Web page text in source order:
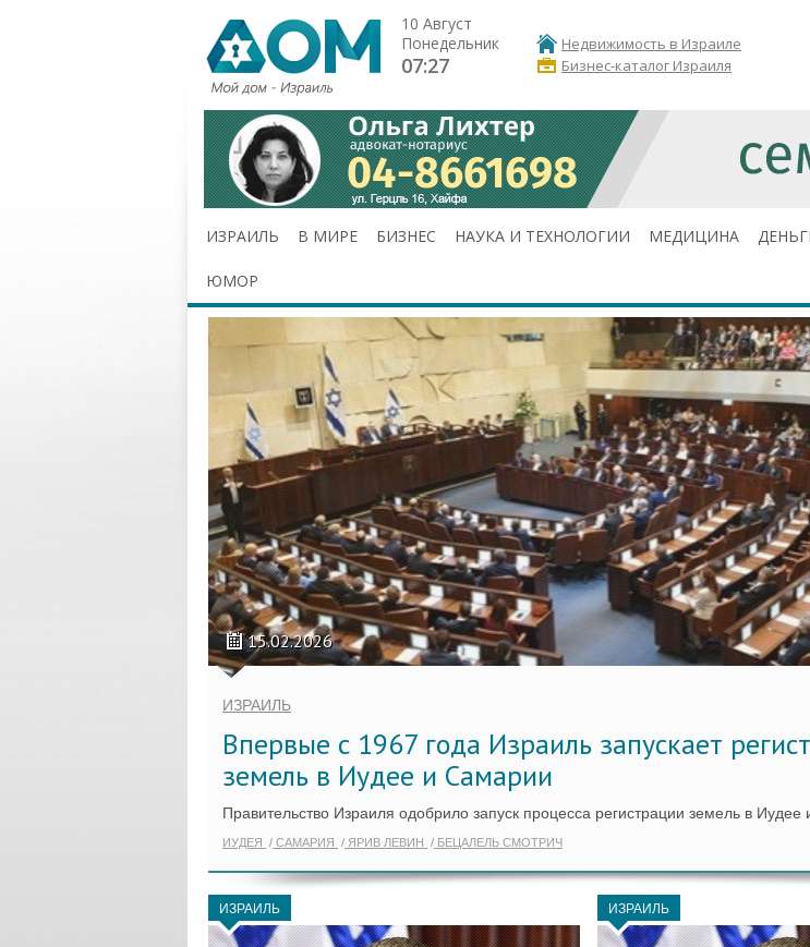
10 Август
Понедельник
07:27
Недвижимость в Израиле
Бизнес-каталог Израиля
ИЗРАИЛЬ В МИРЕ БИЗНЕС НАУКА И ТЕХНОЛОГИИ МЕДИЦИНА
ЮМОР
15.02.2026
ИЗРАИЛЬ
Впервые с 1967 года Израиль запускает
земель в Иудее и Самарии
Правительство Израиля одобрило запуск процесса регистрации земель в Иудее
ИУДЕЯ САМАРИЯ ЯРИВ ЛЕВИН БЕЦАЛЕЛЬ СМОТРИЧ
ИЗРАИЛЬ ИЗРАИЛЬ